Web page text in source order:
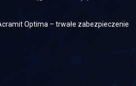
Optima – trwałe zabezpieczenie